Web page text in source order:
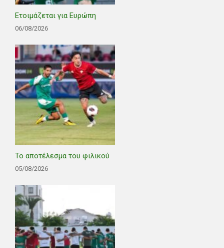
Ετοιμάζεται για Ευρώπη
06/08/2026
Το αποτέλεσμα του φιλικού
05/08/2026